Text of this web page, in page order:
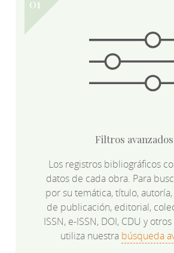
Filtros avanzados
Los registros bibliográficos
datos de cada obra. Para
por su temática, título,
de publicación, editorial,
ISSN, e-ISSN, DOI, CDU y
utiliza nuestra búsqueda